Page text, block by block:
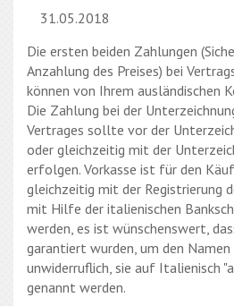
31.05.2018
Die ersten beiden Zahlungen
Anzahlung des Preises) bei
können von Ihrem ausländischen
Die Zahlung bei der
Vertrages sollte vor der
oder gleichzeitig mit der
erfolgen. Vorkasse ist für den
gleichzeitig mit der Registrierung
mit Hilfe der italienischen
werden, es ist wünschenswert,
garantiert wurden, um den Namen
unwiderruflich, sie auf Italienisch
genannt werden.